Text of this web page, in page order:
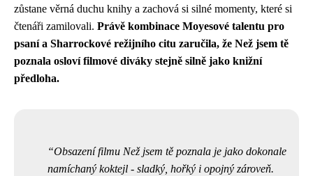
zůstane věrná duchu knihy a zachová si silné momenty, které si
čtenáři zamilovali. Právě kombinace Moyesové talentu pro
psaní a Sharrockové režijního citu zaručila, že Než jsem tě
poznala osloví filmové diváky stejně silně jako knižní
předloha.
Obsazení filmu Než jsem tě poznala je jako dokonale
namíchaný koktejl - sladký, hořký i opojný zároveň.